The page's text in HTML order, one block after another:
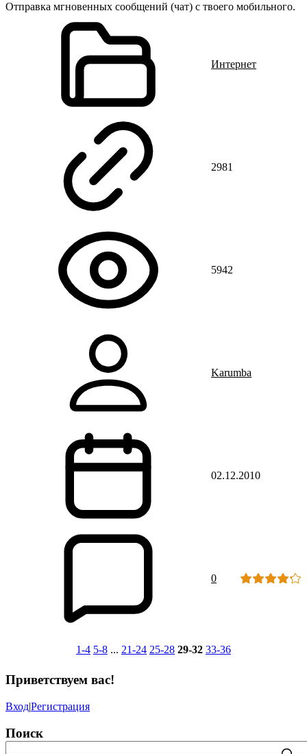
Отправка мгновенных сообщений (чат) с твоего мобильного.
Интернет
2981
5942
Karumba
02.12.2010
0
1-4 5-8 ... 21-24 25-28 29-32 33-36
Приветствуем вас!
Вход|Регистрация
Поиск